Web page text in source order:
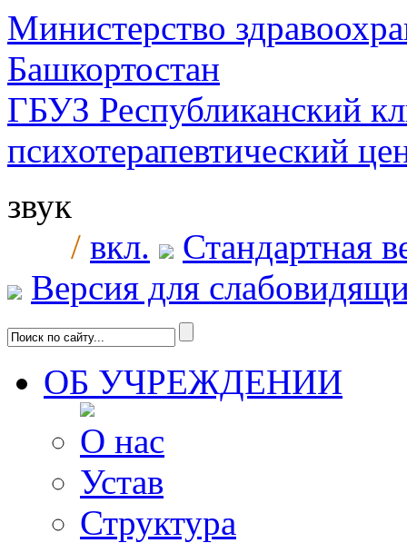
Министерство
Башкортостан
ГБУЗ Республиканский
психотерапевтический
звук
/ вкл.
Стандартная
Версия для
ОБ УЧРЕЖДЕНИИ
О нас
Устав
Структура